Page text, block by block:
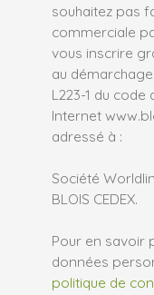
souhaitez pas
commerciale
vous inscrire
au
L223-1 du
Internet
adressé à :
Société
BLOIS CEDEX.
Pour en savoir
données
politique de